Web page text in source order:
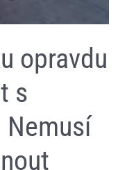
opravdu
s
Nemusí